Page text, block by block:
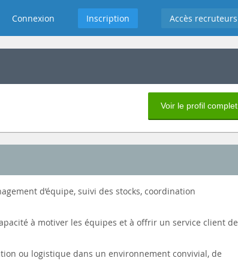
Connexion Inscription Accès recruteurs
Voir le profil complet
d’équipe, suivi des stocks, coordination
à motiver les équipes et à offrir un service client de
ou logistique dans un environnement convivial, de